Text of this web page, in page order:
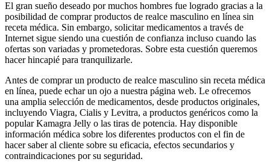
El gran sueño deseado por muchos hombres fue logrado gracias a la
posibilidad de comprar productos de realce masculino en línea sin
receta médica. Sin embargo, solicitar medicamentos a través de
Internet sigue siendo una cuestión de confianza incluso cuando las
ofertas son variadas y prometedoras. Sobre esta cuestión queremos
hacer hincapié para tranquilizarle.
Antes de comprar un producto de realce masculino sin receta médica
en línea, puede echar un ojo a nuestra página web. Le ofrecemos
una amplia selección de medicamentos, desde productos originales,
incluyendo Viagra, Cialis y Levitra, a productos genéricos como la
popular Kamagra Jelly o las tiras de potencia. Hay disponible
información médica sobre los diferentes productos con el fin de
hacer saber al cliente sobre su eficacia, efectos secundarios y
contraindicaciones por su seguridad.